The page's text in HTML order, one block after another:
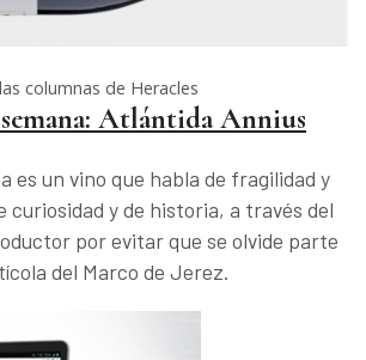
columnas de Heracles
Atlántida Annius
es un vino que habla de fragilidad y
curiosidad y de historia, a través del
por evitar que se olvide parte
del Marco de Jerez.